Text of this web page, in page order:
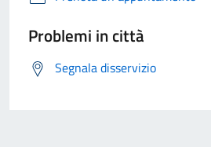
Problemi in città
Segnala disservizio